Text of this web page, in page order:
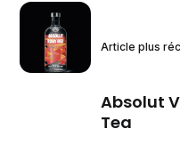
Article plus
Absolut
Tea